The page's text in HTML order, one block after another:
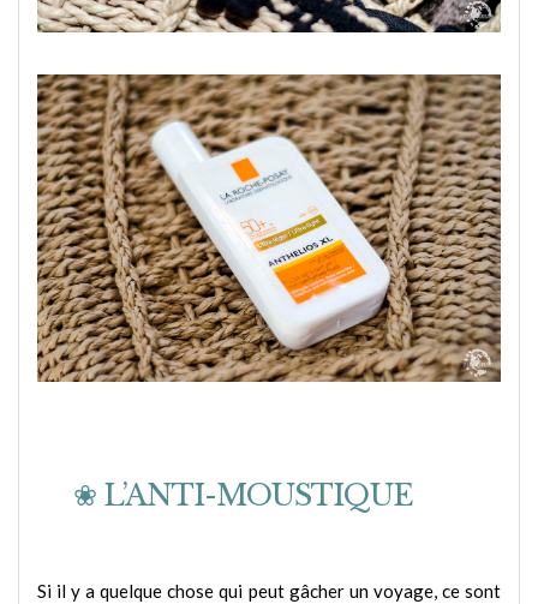
❀ L’ANTI-MOUSTIQUE
Si il y a quelque chose qui peut gâcher un voyage, ce sont